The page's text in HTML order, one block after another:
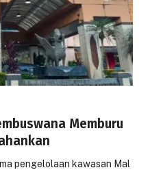
Memburu
pengelolaan kawasan Mal